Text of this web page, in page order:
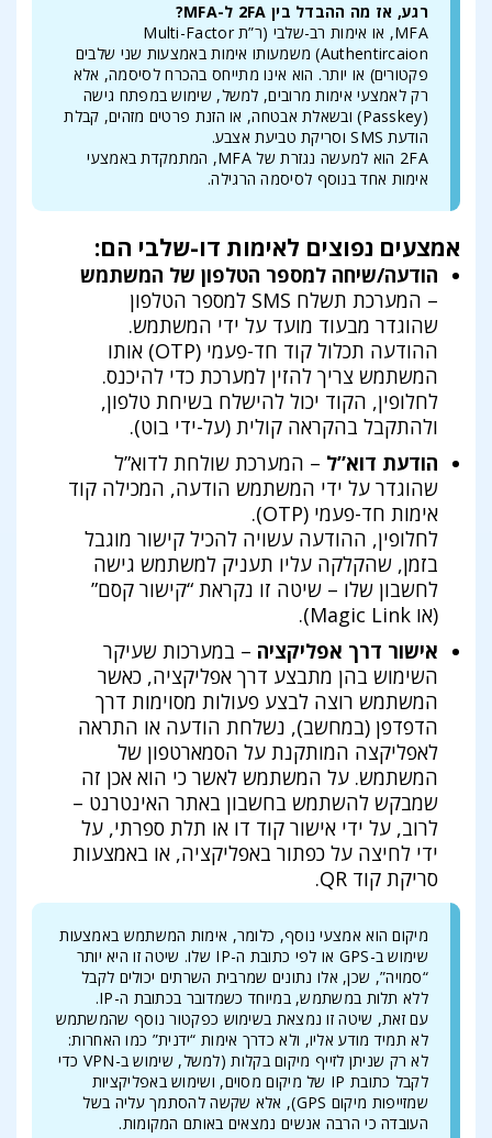
רגע, אז מה ההבדל בין 2FA ל-MFA?
MFA, או אימות רב-שלבי (ר”ת Multi-Factor
Authentircaion) משמעותו אימות באמצעות שני שלבים
פקטורים) או יותר. הוא אינו מתייחס בהכרח לסיסמה, אלא
רק לאמצעי אימות מרובים, למשל, שימוש במפתח גישה
(Passkey) ובשאלת אבטחה, או הזנת פרטים מזהים, קבלת
הודעת SMS וסריקת טביעת אצבע.
2FA הוא למעשה נגזרת של MFA, המתמקדת באמצעי
אימות אחד בנוסף לסיסמה הרגילה.
אמצעים נפוצים לאימות דו-שלבי הם:
הודעה/שיחה למספר הטלפון של המשתמש
– המערכת תשלח SMS למספר הטלפון
שהוגדר מבעוד מועד על ידי המשתמש.
ההודעה תכלול קוד חד-פעמי (OTP) אותו
המשתמש צריך להזין למערכת כדי להיכנס.
לחלופין, הקוד יכול להישלח בשיחת טלפון,
ולהתקבל בהקראה קולית (על-ידי בוט).
הודעת דוא”ל – המערכת שולחת לדוא”ל
שהוגדר על ידי המשתמש הודעה, המכילה קוד
אימות חד-פעמי (OTP).
לחלופין, ההודעה עשויה להכיל קישור מוגבל
בזמן, שהקלקה עליו תעניק למשתמש גישה
לחשבון שלו – שיטה זו נקראת “קישור קסם”
(או Magic Link).
אישור דרך אפליקציה – במערכות שעיקר
השימוש בהן מתבצע דרך אפליקציה, כאשר
המשתמש רוצה לבצע פעולות מסוימות דרך
הדפדפן (במחשב), נשלחת הודעה או התראה
לאפליקצה המותקנת על הסמארטפון של
המשתמש. על המשתמש לאשר כי הוא אכן זה
שמבקש להשתמש בחשבון באתר האינטרנט –
לרוב, על ידי אישור קוד דו או תלת ספרתי, על
ידי לחיצה על כפתור באפליקציה, או באמצעות
סריקת קוד QR.
מיקום הוא אמצעי נוסף, כלומר, אימות המשתמש באמצעות
שימוש ב-GPS או לפי כתובת ה-IP שלו. שיטה זו היא יותר
“סמויה”, שכן, אלו נתונים שמרבית השרתים יכולים לקבל
ללא תלות במשתמש, במיוחד כשמדובר בכתובת ה-IP.
עם זאת, שיטה זו נמצאת בשימוש כפקטור נוסף שהמשתמש
לא תמיד מודע אליו, ולא כדרך אימות “ידנית” כמו האחרות:
לא רק שניתן לזייף מיקום בקלות (למשל, שימוש ב-VPN כדי
לקבל כתובת IP של מיקום מסוים, ושימוש באפליקציות
שמזייפות מיקום GPS), אלא שקשה להסתמך עליה בשל
העובדה כי הרבה אנשים נמצאים באותם המקומות.